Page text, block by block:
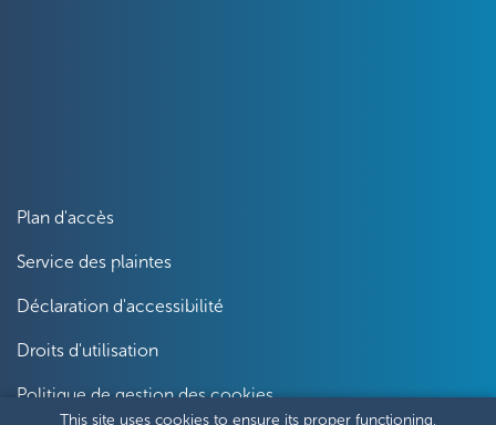
Plan d'accès
Service des plaintes
Déclaration d'accessibilité
Droits d'utilisation
Politique de gestion des cookies
This site uses cookies to ensure its proper functioning,